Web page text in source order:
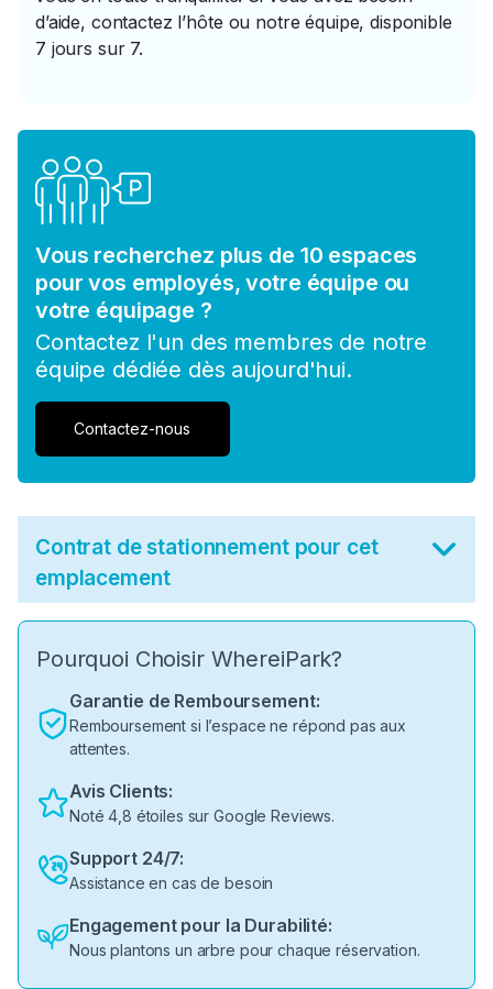
d’aide, contactez l’hôte ou notre équipe, disponible
7 jours sur 7.
Vous recherchez plus de 10 espaces
pour vos employés, votre équipe ou
votre équipage ?
Contactez l'un des membres de notre
équipe dédiée dès aujourd'hui.
Contactez-nous
Contrat de stationnement pour cet
emplacement
Pourquoi Choisir WhereiPark?
Garantie de Remboursement:
Remboursement si l’espace ne répond pas aux
attentes.
Avis Clients:
Noté 4,8 étoiles sur Google Reviews.
Support 24/7:
Assistance en cas de besoin
Engagement pour la Durabilité:
Nous plantons un arbre pour chaque réservation.